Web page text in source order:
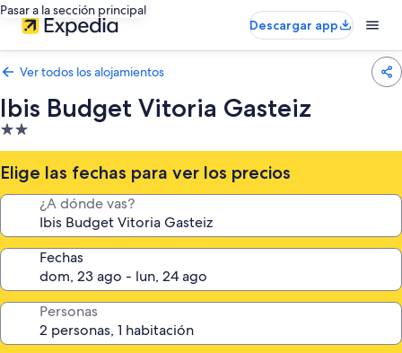
Pasar a la sección principal
Descargar app
Ver todos los alojamientos
Ibis Budget Vitoria Gasteiz
Alojamiento
de
2.0 estrellas
Elige las fechas para ver los precios
¿A dónde vas?
Fechas
Personas